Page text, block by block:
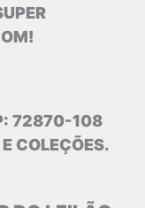
72870-108
COLEÇÕES.